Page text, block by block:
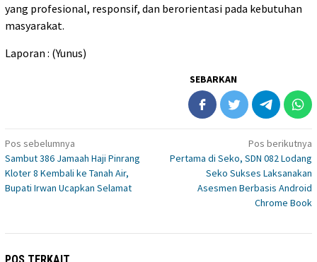
yang profesional, responsif, dan berorientasi pada kebutuhan
masyarakat.
Laporan : (Yunus)
SEBARKAN
Navigasi
pos
Pos sebelumnya
Sambut 386 Jamaah Haji Pinrang
Kloter 8 Kembali ke Tanah Air,
Bupati Irwan Ucapkan Selamat
Pos berikutnya
Pertama di Seko, SDN 082 Lodang
Seko Sukses Laksanakan
Asesmen Berbasis Android
Chrome Book